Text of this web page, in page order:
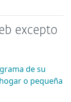
excepto
de su
o pequeña